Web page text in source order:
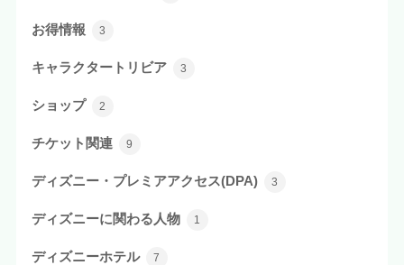
お得情報 3
キャラクタートリビア 3
ショップ 2
チケット関連 9
ディズニー・プレミアアクセス(DPA) 3
ディズニーに関わる人物 1
ディズニーホテル 7